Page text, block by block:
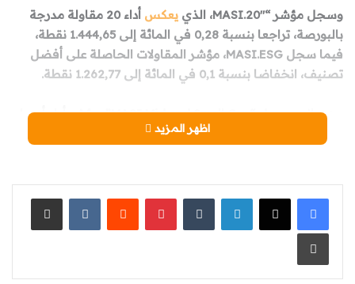
وسجل مؤشر “MASI.20″، الذي يعكس
أداء 20 مقاولة مدرجة
بالبورصة، تراجعا بنسبة 0,28 في المائة إلى 1.444,65 نقطة،
فيما سجل MASI.ESG، مؤشر المقاولات الحاصلة على أفضل
تصنيف، انخفاضا بنسبة 0,1 في المائة إلى 1.262,77 نقطة.
من جانبه، سجل “MASI Mid and Small Cap”، مؤشر أداء أسعار
المقاولات الصغيرة والمتوسطة المدرجة في البورصة، انخفاضا
“اب مغرب كوم” (-5,39 في المائة / 65 درهما)، و”سنلام المغرب”
(-5,15 في المائة / 2.100 درهما)، و”الشركة المنجمية لتويسيت”
اظهر المزيد
لينكدإن بينتيريست